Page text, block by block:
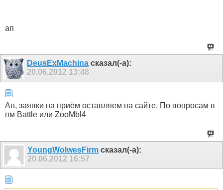
ап
DeusExMachina сказал(-а):
20.06.2012 13:48
Ап, заявки на приём оставляем на сайте. По вопросам в
пм Battle или ZooMbl4
YoungWolwesFirm сказал(-а):
20.06.2012 16:57